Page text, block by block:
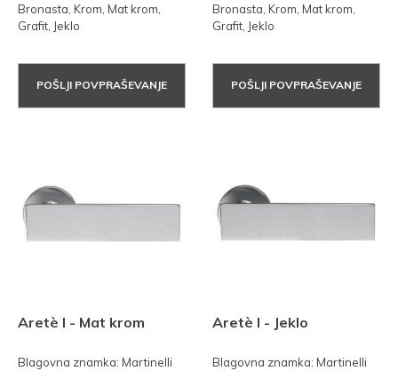
Bronasta, Krom, Mat krom,
Grafit, Jeklo
POŠLJI POVPRAŠEVANJE
Bronasta, Krom, Mat krom,
Grafit, Jeklo
POŠLJI POVPRAŠEVANJE
Aretè l - Mat krom
Blagovna znamka: Martinelli
Aretè l - Jeklo
Blagovna znamka: Martinelli